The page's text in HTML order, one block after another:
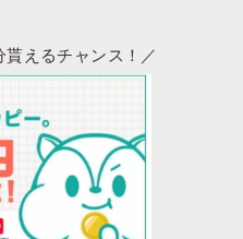
えるチャンス！／